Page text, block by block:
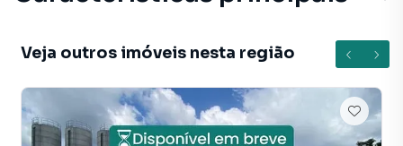
Veja outros imóveis nesta região